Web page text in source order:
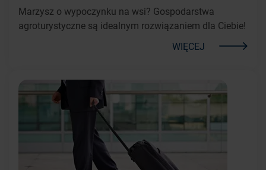
Marzysz o wypoczynku na wsi? Gospodarstwa
agroturystyczne są idealnym rozwiązaniem dla Ciebie!
WIĘCEJ